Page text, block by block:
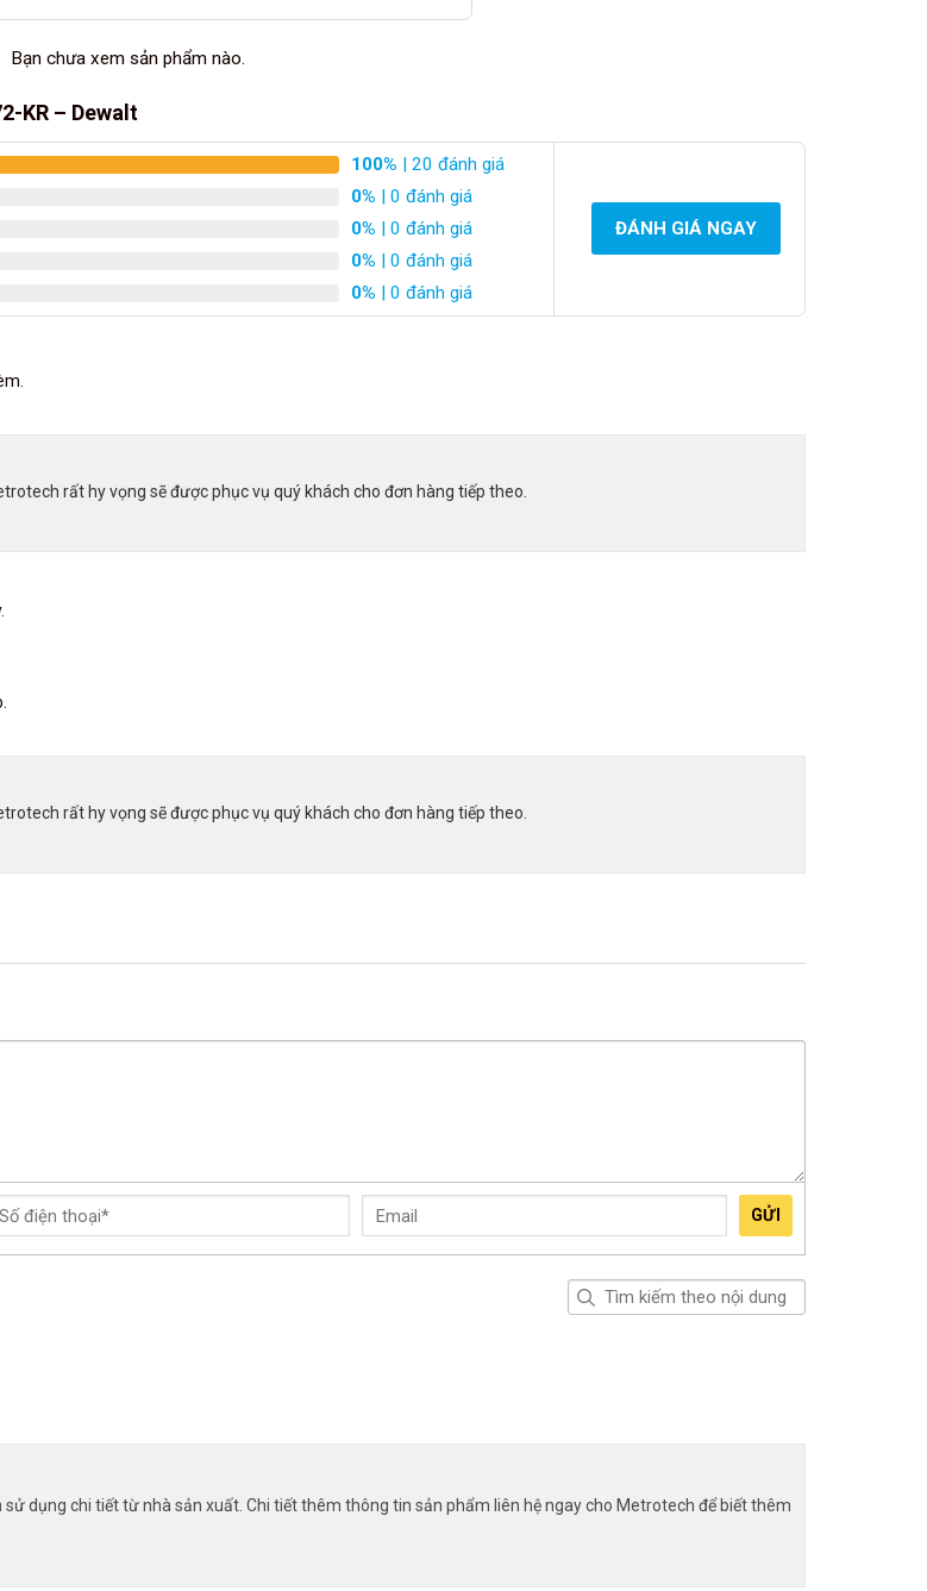
Bạn chưa xem sản phẩm nào.
KR – Dewalt
100% | 20 đánh giá
0% | 0 đánh giá
0% | 0 đánh giá
0% | 0 đánh giá
0% | 0 đánh giá
ĐÁNH GIÁ NGAY
rất hy vọng sẽ được phục vụ quý khách cho đơn hàng tiếp theo.
rất hy vọng sẽ được phục vụ quý khách cho đơn hàng tiếp theo.
GỬI
dụng chi tiết từ nhà sản xuất. Chi tiết thêm thông tin sản phẩm liên hệ ngay cho Metrotech để biết thêm